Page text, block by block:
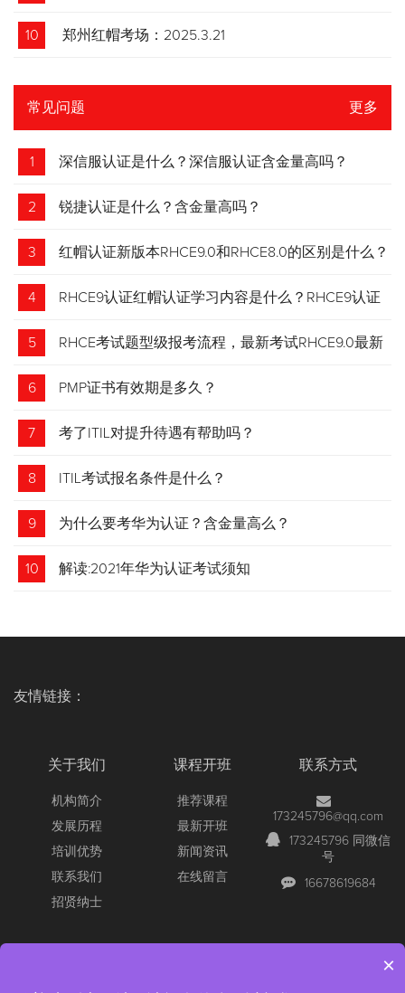
10 郑州红帽考场：2025.3.21
常见问题 更多
1 深信服认证是什么？深信服认证含金量高吗？
2 锐捷认证是什么？含金量高吗？
3 红帽认证新版本RHCE9.0和RHCE8.0的区别是什么？
4 RHCE9认证红帽认证学习内容是什么？RHCE9认证
介绍
5 RHCE考试题型级报考流程，最新考试RHCE9.0最新
考试 变化请悉知
6 PMP证书有效期是多久？
7 考了ITIL对提升待遇有帮助吗？
8 ITIL考试报名条件是什么？
9 为什么要考华为认证？含金量高么？
10 解读:2021年华为认证考试须知
友情链接：
关于我们
机构简介
发展历程
培训优势
联系我们
招贤纳士
课程开班
推荐课程
最新开班
新闻资讯
在线留言
联系方式
173245796@qq.com
173245796 同微信
号
16678619684
×